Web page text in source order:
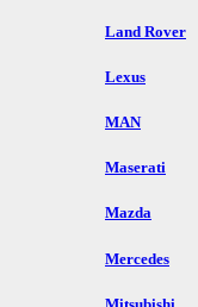
Land Rover
Lexus
MAN
Maserati
Mazda
Mercedes